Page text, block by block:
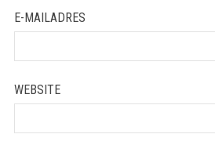
E-MAILADRES
WEBSITE